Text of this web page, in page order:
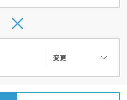
変更